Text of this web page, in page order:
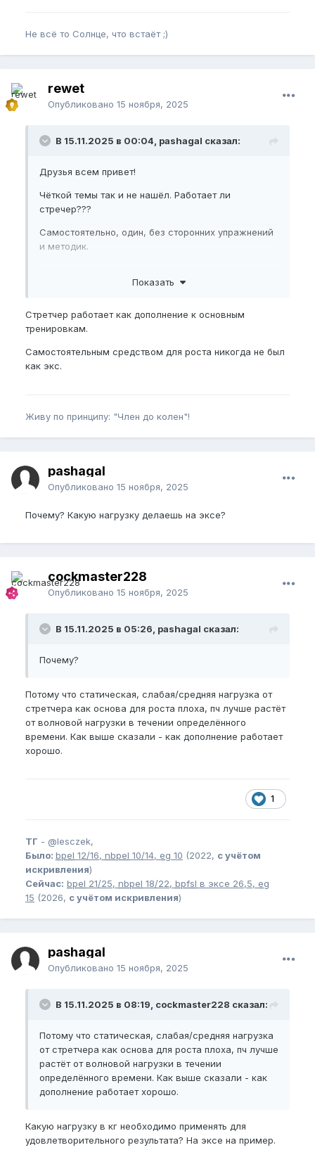
Не всё то Солнце, что встаёт ;)
rewet
Опубликовано 15 ноября, 2025
В 15.11.2025 в 00:04, pashagal сказал:
Друзья всем привет!
Чёткой темы так и не нашёл. Работает ли
стречер???
Самостоятельно, один, без сторонних упражнений
и методик.
Показать
Стретчер работает как дополнение к основным
тренировкам.
Самостоятельным средством для роста никогда не был
как экс.
Живу по принципу: "Член до колен"!
pashagal
Опубликовано 15 ноября, 2025
Почему? Какую нагрузку делаешь на эксе?
cockmaster228
Опубликовано 15 ноября, 2025
В 15.11.2025 в 05:26, pashagal сказал:
Почему?
Потому что статическая, слабая/средняя нагрузка от
стретчера как основа для роста плоха, пч лучше растёт
от волновой нагрузки в течении определённого
времени. Как выше сказали - как дополнение работает
хорошо.
1
ТГ - @lesczek,
Было: bpel 12/16, nbpel 10/14, eg 10 (2022, с учётом
искривления)
Сейчас: bpel 21/25, nbpel 18/22, bpfsl в эксе 26,5, eg
15 (2026, с учётом искривления)
pashagal
Опубликовано 15 ноября, 2025
В 15.11.2025 в 08:19, cockmaster228 сказал:
Потому что статическая, слабая/средняя нагрузка
от стретчера как основа для роста плоха, пч лучше
растёт от волновой нагрузки в течении
определённого времени. Как выше сказали - как
дополнение работает хорошо.
Какую нагрузку в кг необходимо применять для
удовлетворительного результата? На эксе на пример.